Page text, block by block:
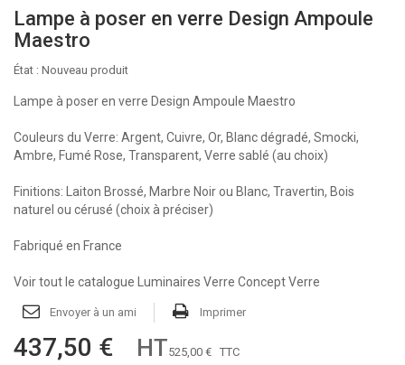
Lampe à poser en verre Design Ampoule
Maestro
État : Nouveau produit
Lampe à poser en verre Design Ampoule Maestro
Couleurs du Verre: Argent, Cuivre, Or, Blanc dégradé, Smocki,
Ambre, Fumé Rose, Transparent, Verre sablé (au choix)
Finitions: Laiton Brossé, Marbre Noir ou Blanc, Travertin, Bois
naturel ou cérusé (choix à préciser)
Fabriqué en France
Voir tout le catalogue Luminaires Verre Concept Verre
Envoyer à un ami Imprimer
437,50 € HT525,00 € TTC